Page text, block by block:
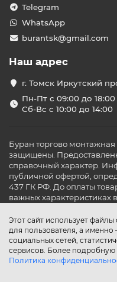
Этот сайт использует
для пользователя, а
социальных сетей,
сервисов. Более
Политика
Telegram
WhatsApp
burantsk@gmail.com
Наш адрес
г. Томск Иркутский
Пн-Пт с 09:00 до 18:00
Сб-Вс с 10:00 до 14:00
Буран торгово
защищены.
справочный характер.
публичной офертой,
437 ГК РФ. До оплаты
важных характеристиках